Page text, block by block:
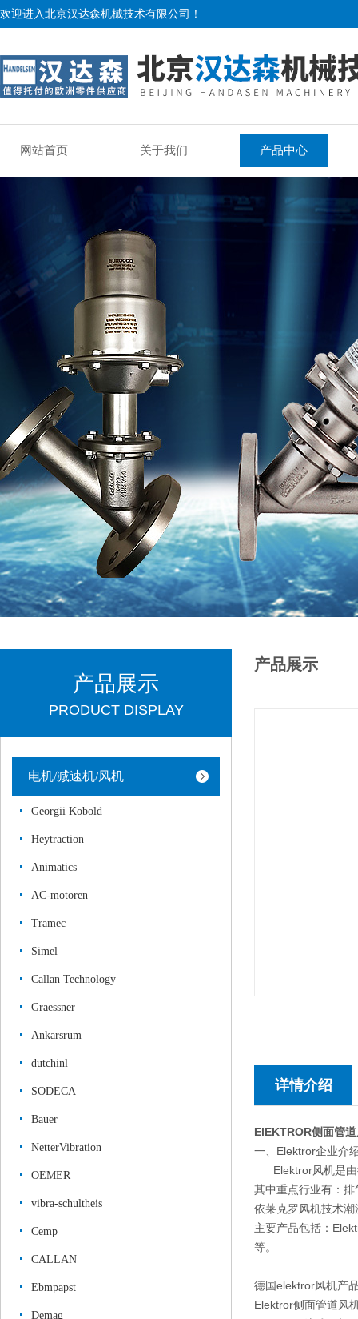
欢迎进入北京汉达森机械技术有限公司！
网站首页 关于我们 产品中心
产品展示
PRODUCT DISPLAY
电机/减速机/风机
Georgii Kobold
Heytraction
Animatics
AC-motoren
Tramec
Simel
Callan Technology
Graessner
Ankarsrum
dutchinl
SODECA
Bauer
NetterVibration
OEMER
vibra-schultheis
Cemp
CALLAN
Ebmpapst
Demag
产品展示
详情介绍
ElEKTROR侧面管
一、Elektror企业介
Elektror风机是由
其中重点行业有：
依莱克罗风机技术
主要产品包括：
等。
德国elektror风机产
Elektror侧面管道风